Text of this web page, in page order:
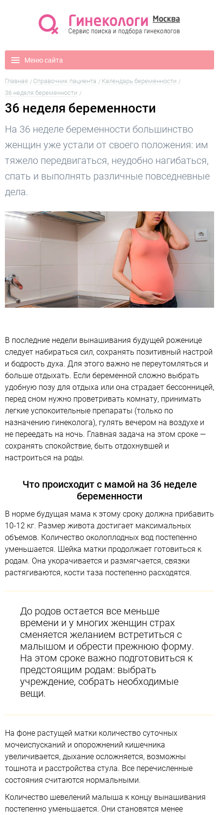
Меню сайта
Главная Справочник пациента
Календарь беременности
36 неделя беременности
36 неделя беременности
На 36 неделе беременности большинство
женщин уже устали от своего положения: им
тяжело передвигаться, неудобно нагибаться,
спать и выполнять различные повседневные
дела.
В последние недели вынашивания будущей роженице
следует набираться сил, сохранять позитивный настрой
и бодрость духа. Для этого важно не переутомляться и
больше отдыхать. Если беременной сложно выбрать
удобную позу для отдыха или она страдает бессонницей,
перед сном нужно проветривать комнату, принимать
легкие успокоительные препараты (только по
назначению гинеколога), гулять вечером на воздухе и
не переедать на ночь. Главная задача на этом сроке —
сохранять спокойствие, быть отдохнувшей и
настроиться на роды.
Что происходит с мамой на 36 неделе
беременности
В норме будущая мама к этому сроку должна прибавить
10-12 кг. Размер живота достигает максимальных
объемов. Количество околоплодных вод постепенно
уменьшается. Шейка матки продолжает готовиться к
родам. Она укорачивается и размягчается, связки
растягиваются, кости таза постепенно расходятся.
До родов остается все меньше
времени и у многих женщин страх
сменяется желанием встретиться с
малышом и обрести прежнюю форму.
На этом сроке важно подготовиться к
предстоящим родам: выбрать
учреждение, собрать необходимые
вещи.
На фоне растущей матки количество суточных
мочеиспусканий и опорожнений кишечника
увеличивается, дыхание осложняется, возможны
тошнота и расстройства стула. Все перечисленные
состояния считаются нормальными.
Количество шевелений малыша к концу вынашивания
постепенно уменьшается. Они становятся менее